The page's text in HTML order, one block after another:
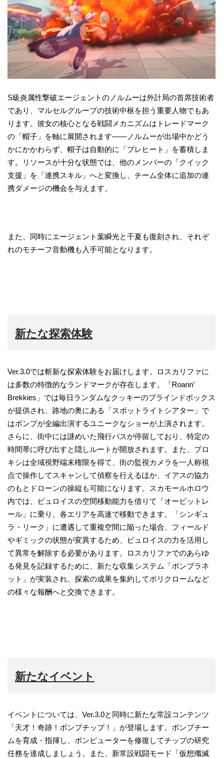
S級炎属性撃破エージェントのノルムーは外計局の首席技術者
であり、マルセルグループの技術中枢を担う重要人物でもあ
ります。彼女の核心となる戦闘メカニズムはトレードマーク
の「帽子」を軸に展開されます——ノルムーが出場中かどう
かにかかわらず、帽子は自動的に「プレヒート」を蓄積しま
す。リソースが十分な状態では、他のメンバーの「クイック
支援」を「連携スキル」へと変換し、チーム全体に追加の連
携ダメージの機会を与えます。
また、同時にエージェント葉瞬光と千夏も復刻され、それぞ
れのモチーフ音動機も入手可能となります。
新たな探索体験
Ver.3.0では斬新な探索体験をお届けします。ロスカリファに
は多数の特徴的なランドマークが存在します。「Roarin’
Brekkies」では毎日ランダムなクッキーのブラインドボックス
が提供され、路地の奥にある「スポットライトシアター」で
はボンプが全編出演するユニークなショーが上演されます。
さらに、街中には謎めいた飛行バスが停留しており、特定の
時間帯に呼び出すと隠しルートが開放されます。また、プロ
キシは全域視野端末権限を得て、街の監視カメラを一人称視
点で操作してスキャンして偵察を行えるほか、イアスの協力
のもとドローンの操縦も可能になります。スカモールホロウ
内では、ピュロイスの空間移動能力を借りて「オービットレ
ール」に乗り、各エリアを高速で移動できます。「シンギュ
ラ・リーク」に遭遇して重複空間に陥った場合、フィールド
やギミックの状態が変異するため、ピュロイスの力を活用し
て異常を解除する必要があります。ロスカリファでのあらゆ
る発見を記録するために、新たな収集システム「ボンプラネ
ット」が実装され、探索の成果を集約してポリクロームなど
の様々な報酬へと交換できます。
新たなイベント
イベントについては、Ver.3.0と同時に新たな常設コンテンツ
「天才！奇跡！ボンプチップ！」が登場します。ボンプチー
ムを育成・指揮し、ボンピューターを修復してチップの研究
任務を達成しましょう。また、新常設戦闘モード「仮想殲滅